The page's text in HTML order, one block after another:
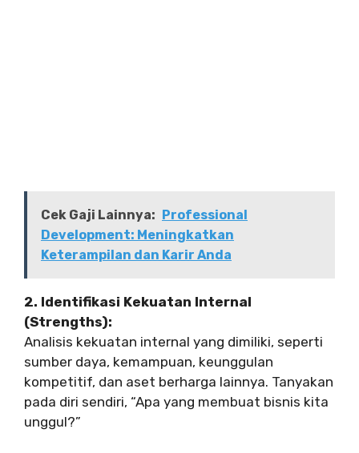
Cek Gaji Lainnya: Professional
Development: Meningkatkan
Keterampilan dan Karir Anda
2. Identifikasi Kekuatan Internal
(Strengths):
Analisis kekuatan internal yang dimiliki, seperti
sumber daya, kemampuan, keunggulan
kompetitif, dan aset berharga lainnya. Tanyakan
pada diri sendiri, “Apa yang membuat bisnis kita
unggul?”